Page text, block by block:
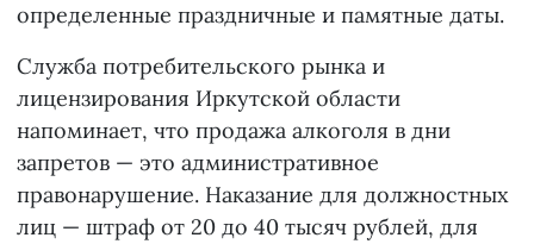
определенные праздничные и памятные даты.
Служба потребительского рынка и
лицензирования Иркутской области
напоминает, что продажа алкоголя в дни
запретов — это административное
правонарушение. Наказание для должностных
лиц — штраф от 20 до 40 тысяч рублей, для